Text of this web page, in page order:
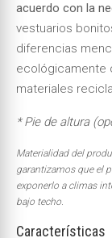
acuerdo con la
vestuarios
diferencias
ecológicamente
materiales
* Pie de altura
Materialidad del
garantizamos que el
exponerlo a climas
bajo techo.
Características